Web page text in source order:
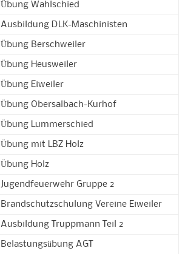
Übung Wahlschied
Ausbildung DLK-Maschinisten
Übung Berschweiler
Übung Heusweiler
Übung Eiweiler
Übung Obersalbach-Kurhof
Übung Lummerschied
Übung mit LBZ Holz
Übung Holz
Jugendfeuerwehr Gruppe 2
Brandschutzschulung Vereine Eiweiler
Ausbildung Truppmann Teil 2
Belastungsübung AGT